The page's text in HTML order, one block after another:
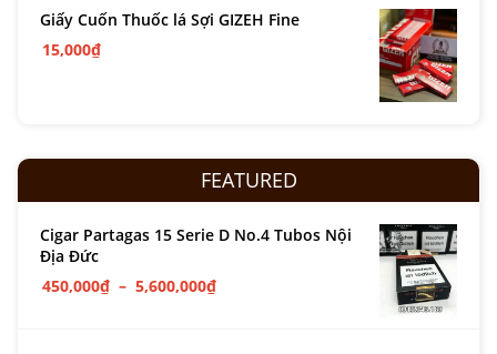
Giấy Cuốn Thuốc lá Sợi GIZEH Fine
15,000₫
FEATURED
Cigar Partagas 15 Serie D No.4 Tubos Nội
Địa Đức
450,000₫ – 5,600,000₫